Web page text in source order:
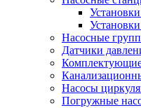
Насосные
Датчики
Комплектующие
Насосы
Погружные